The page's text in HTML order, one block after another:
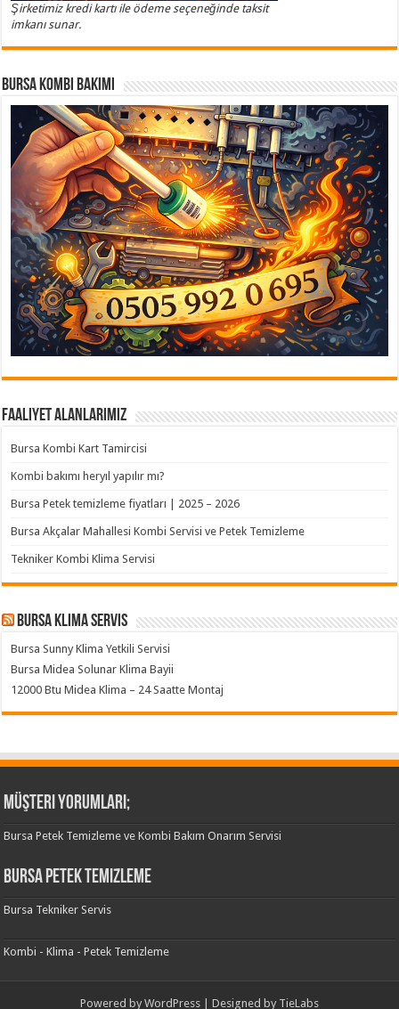
Şirketimiz kredi kartı ile ödeme seçeneğinde taksit
imkanı sunar.
Bursa Kombi Bakımı
Faaliyet Alanlarımız
Bursa Kombi Kart Tamircisi
Kombi bakımı heryıl yapılır mı?
Bursa Petek temizleme fiyatları | 2025 – 2026
Bursa Akçalar Mahallesi Kombi Servisi ve Petek Temizleme
Tekniker Kombi Klima Servisi
Bursa klima servis
Bursa Sunny Klima Yetkili Servisi
Bursa Midea Solunar Klima Bayii
12000 Btu Midea Klima – 24 Saatte Montaj
Müşteri Yorumları;
Bursa Petek Temizleme ve Kombi Bakım Onarım Servisi
Bursa Petek Temizleme
Bursa Tekniker Servis
Kombi - Klima - Petek Temizleme
Powered by WordPress | Designed by TieLabs